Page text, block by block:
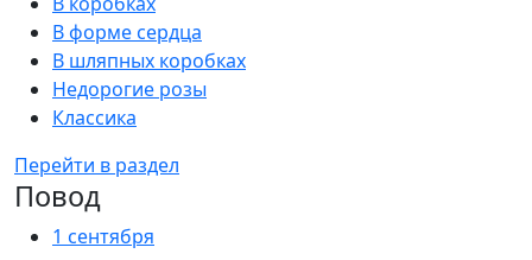
В форме сердца
В шляпных коробках
Недорогие розы
Классика
Перейти в раздел
Повод
1 сентября